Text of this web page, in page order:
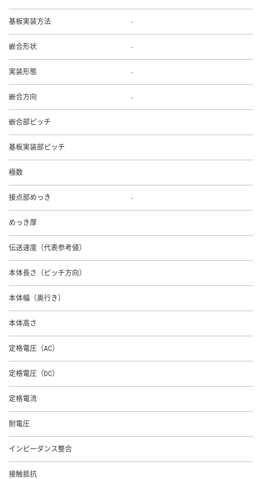
基板実装方法 -
嵌合形状 -
実装形態 -
嵌合方向 -
嵌合部ピッチ
基板実装部ピッチ
極数
接点部めっき -
めっき厚
伝送速度（代表参考値）
本体長さ（ピッチ方向）
本体幅（奥行き）
本体高さ
定格電圧（AC）
定格電圧（DC）
定格電流
耐電圧
インピーダンス整合
接触抵抗